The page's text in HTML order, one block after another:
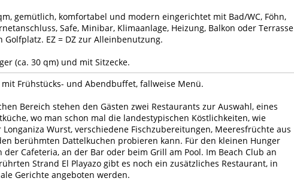
gemütlich, komfortabel und modern eingerichtet mit Bad/WC, Föhn,
Safe, Minibar, Klimaanlage, Heizung, Balkon oder Terrasse
Golfplatz. EZ = DZ zur Alleinbenutzung.
(ca. 30 qm) und mit Sitzecke.
mit Frühstücks- und Abendbuffet, fallweise Menü.
Bereich stehen den Gästen zwei Restaurants zur Auswahl, eines
wo man schon mal die landestypischen Köstlichkeiten, wie
Wurst, verschiedene Fischzubereitungen, Meeresfrüchte aus
berühmten Dattelkuchen probieren kann. Für den kleinen Hunger
Cafeteria, an der Bar oder beim Grill am Pool. Im Beach Club an
Strand El Playazo gibt es noch ein zusätzliches Restaurant, in
Gerichte angeboten werden.